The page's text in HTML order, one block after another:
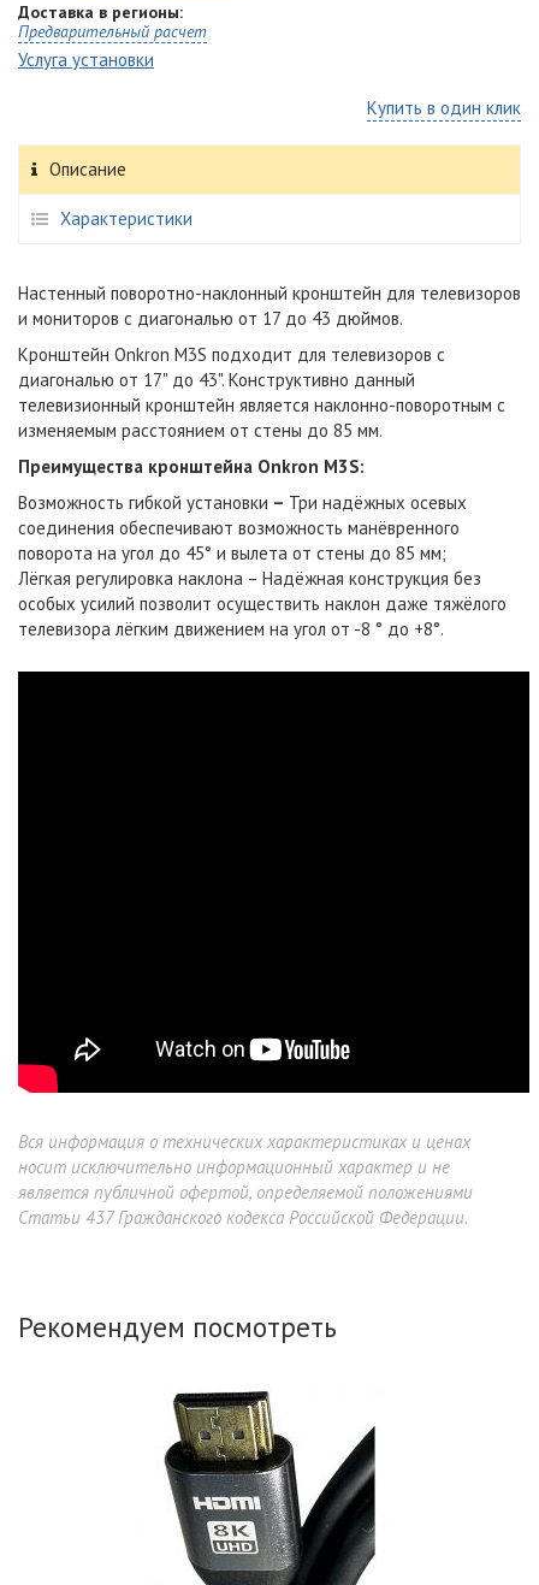
Доставка в регионы:
Предварительный расчет
Услуга установки
Купить в один клик
Описание
Характеристики
Настенный поворотно-наклонный кронштейн для телевизоров
и мониторов с диагональю от 17 до 43 дюймов.
Кронштейн Onkron M3S подходит для телевизоров с
диагональю от 17" до 43". Конструктивно данный
телевизионный кронштейн является наклонно-поворотным с
изменяемым расстоянием от стены до 85 мм.
Преимущества кронштейна Onkron M3S:
Возможность гибкой установки – Три надёжных осевых
соединения обеспечивают возможность манёвренного
поворота на угол до 45° и вылета от стены до 85 мм;
Лёгкая регулировка наклона – Надёжная конструкция без
особых усилий позволит осуществить наклон даже тяжёлого
телевизора лёгким движением на угол от -8 ° до +8°.
Вся информация о технических характеристиках и ценах
носит исключительно информационный характер и не
является публичной офертой, определяемой положениями
Статьи 437 Гражданского кодекса Российской Федерации.
Рекомендуем посмотреть